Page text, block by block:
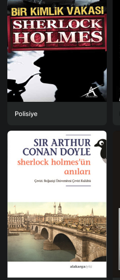
Polisiye